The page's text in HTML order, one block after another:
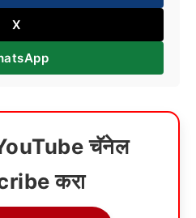
X
YouTube चॅनेल
करा